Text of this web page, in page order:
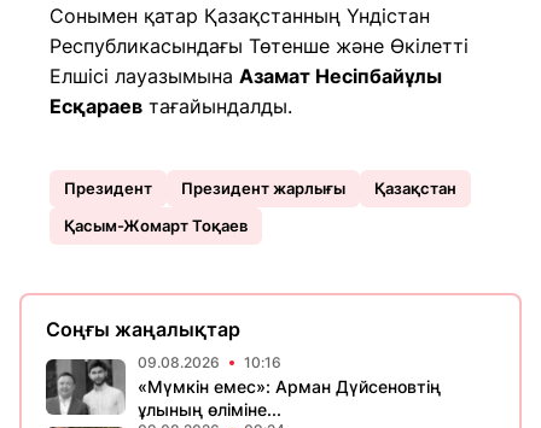
Сонымен қатар Қазақстанның Үндістан
Республикасындағы Төтенше және Өкілетті
Елшісі лауазымына Азамат Несіпбайұлы
Есқараев тағайындалды.
Президент Президент жарлығы
Қазақстан
Қасым-Жомарт Тоқаев
Соңғы жаңалықтар
09.08.2026 10:16
«Мүмкін емес»: Арман Дүйсеновтің
ұлының өліміне...